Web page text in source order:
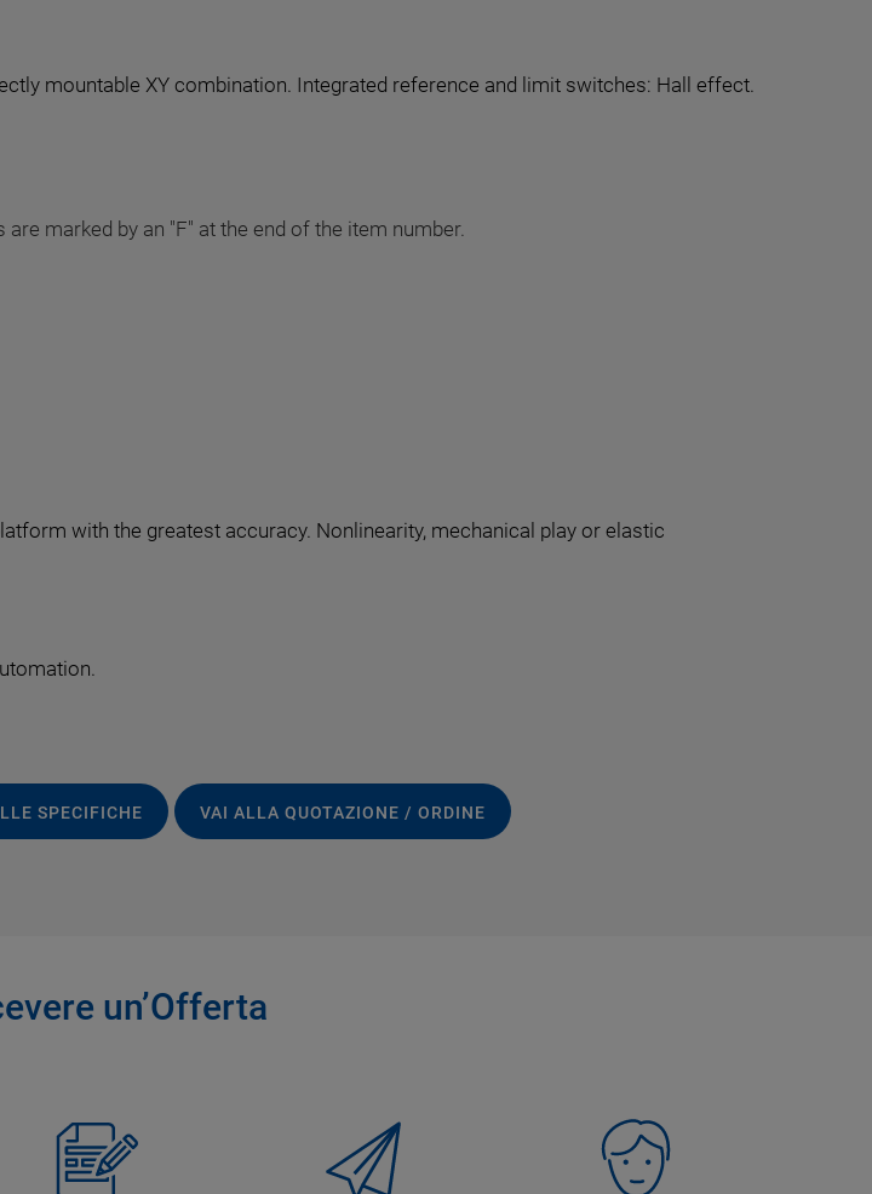
mountable XY combination. Integrated reference and limit switches: Hall effect.
marked by an "F" at the end of the item number.
with the greatest accuracy. Nonlinearity, mechanical play or elastic
SPECIFICHE VAI ALLA QUOTAZIONE / ORDINE
un’Offerta